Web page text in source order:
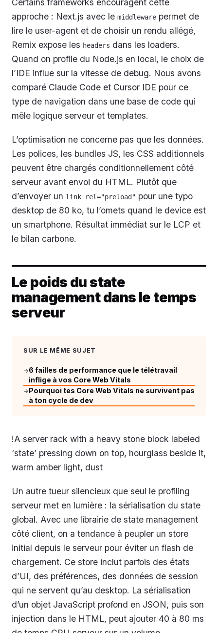
Certains frameworks encouragent cette
approche : Next.js avec le middleware permet de
lire le user-agent et de choisir un rendu allégé,
Remix expose les headers dans les loaders.
Quand on profile du Node.js en local, le choix de
l’IDE influe sur la vitesse de debug. Nous avons
comparé Claude Code et Cursor IDE pour ce
type de navigation dans une base de code qui
mêle logique serveur et templates.
L’optimisation ne concerne pas que les données.
Les polices, les bundles JS, les CSS additionnels
peuvent être chargés conditionnellement côté
serveur avant envoi du HTML. Plutôt que
d’envoyer un link rel="preload" pour une typo
desktop de 80 ko, tu l’omets quand le device est
un smartphone. Résultat immédiat sur le LCP et
le bilan carbone.
Le poids du state
management dans le temps
serveur
SUR LE MÊME SUJET
→6 failles de performance que le télétravail
inflige à vos Core Web Vitals
→Pourquoi tes Core Web Vitals ne survivent pas
à ton cycle de dev
!A server rack with a heavy stone block labeled
‘state’ pressing down on top, hourglass beside it,
warm amber light, dust
Un autre tueur silencieux que seul le profiling
serveur met en lumière : la sérialisation du state
global. Avec une librairie de state management
côté client, on a tendance à peupler un store
initial depuis le serveur pour éviter un flash de
chargement. Ce store inclut parfois des états
d’UI, des préférences, des données de session
qui ne servent qu’au desktop. La sérialisation
d’un objet JavaScript profond en JSON, puis son
injection dans le HTML, peut ajouter 40 à 80 ms